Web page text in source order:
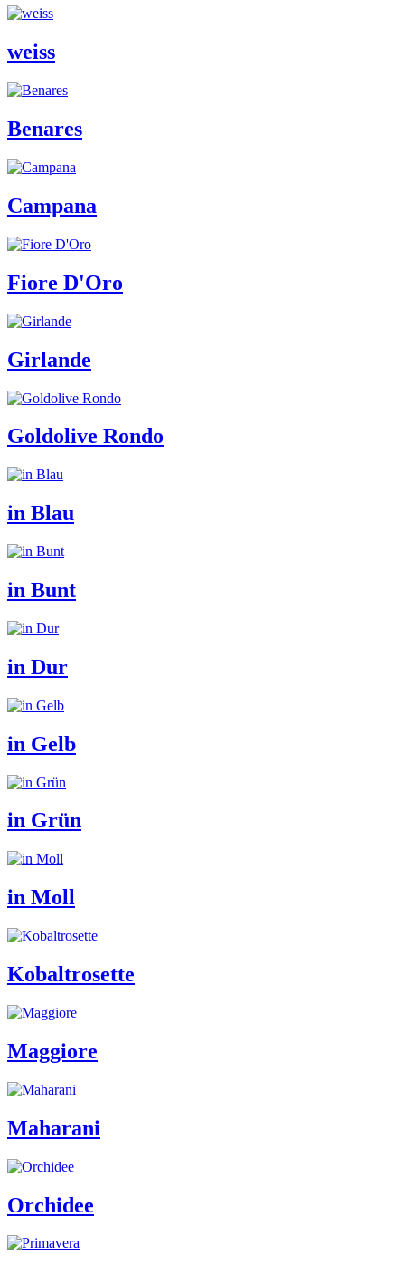
weiss
Benares
Campana
Fiore D'Oro
Girlande
Goldolive Rondo
in Blau
in Bunt
in Dur
in Gelb
in Grün
in Moll
Kobaltrosette
Maggiore
Maharani
Orchidee